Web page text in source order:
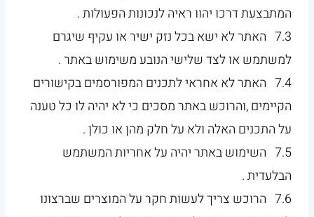
המתבצעת דרכו יהוו ראיה לנכונות הפעולות .
7.3 האתר לא ישא בכל נזק ישיר או עקיף שיגרם
למשתמש או לצד שלישי הנובע משימוש באתר .
7.4 האתר לא אחראי לתכנים המפורסמים בקישורים
הקיימים ,והרוכש באתר מסכים כי לא יהיה לו כל טענה
על התכנים האלה ולא על חלק מהן או כולן .
7.5 השימוש באתר יהיה על אחריות המשתמש
הבלעדית .
7.6 הרוכש צריך לעשות חקר על המוצרים שברצונו